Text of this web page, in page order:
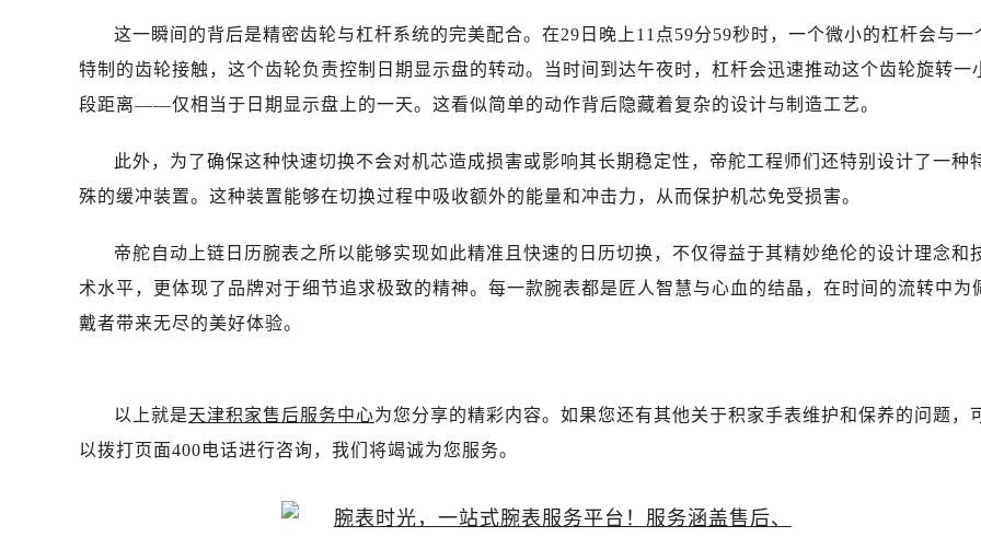
黑龙江省鸡西市鸡冠区红军路帝舵售后服务中心（需提前预约）
黑龙江省佳木斯市向阳区长安路帝舵售后服务中心（需提前预约）
黑龙江省七台河市桃山区大同街帝舵售后服务中心（需提前预约）
黑龙江省齐齐哈尔市龙沙区龙华路帝舵售后服务中心（需提前预约）
黑龙江省绥化市北林区新华街与康庄路交叉口帝舵售后服务中心（需提前预约）
黑龙江省伊春市伊美区通河路帝舵售后服务中心（需提前预约）
吉林省白山市浑江区浑江大街帝舵售后服务中心（需提前预约）
吉林省吉林市船营区河南街帝舵售后服务中心（需提前预约）
吉林省四平市铁东区紫气大路与南九经街交汇处帝舵售后服务中心（需提前预约）
吉林省松原市宁江区五环大街帝舵售后服务中心（需提前预约）
吉林省延边市延吉市解放路帝舵售后服务中心（需提前预约）
这一瞬间的背后是精密齿轮与杠杆系统的完美配合。在29日晚上11点59分59秒时，一个微小的杠杆会与一
特制的齿轮接触，这个齿轮负责控制日期显示盘的转动。当时间到达午夜时，杠杆会迅速推动这个齿轮旋转一
段距离——仅相当于日期显示盘上的一天。这看似简单的动作背后隐藏着复杂的设计与制造工艺。
此外，为了确保这种快速切换不会对机芯造成损害或影响其长期稳定性，帝舵工程师们还特别设计了一种
殊的缓冲装置。这种装置能够在切换过程中吸收额外的能量和冲击力，从而保护机芯免受损害。
帝舵自动上链日历腕表之所以能够实现如此精准且快速的日历切换，不仅得益于其精妙绝伦的设计理念和
术水平，更体现了品牌对于细节追求极致的精神。每一款腕表都是匠人智慧与心血的结晶，在时间的流转中为
戴者带来无尽的美好体验。
以上就是天津积家售后服务中心为您分享的精彩内容。如果您还有其他关于积家手表维护和保养的问题，
以拨打页面400电话进行咨询，我们将竭诚为您服务。